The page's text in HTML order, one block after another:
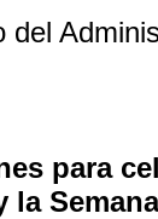
del
para
la